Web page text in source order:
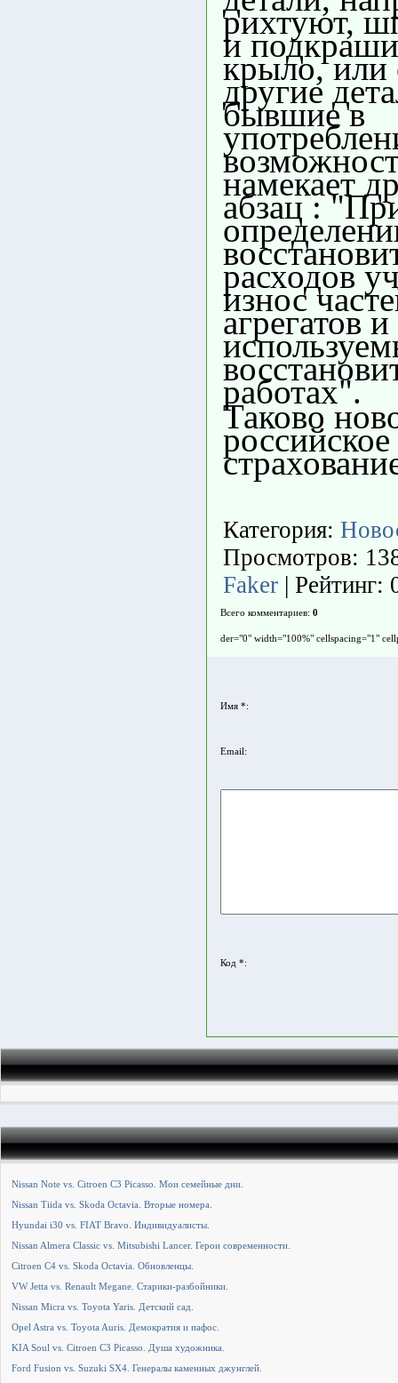
рихтуют,
и
крыло, или
другие
бывшие в
намекает
абзац :
расходов
износ
агрегатов
работах".
Таково
российское
Категория:
Просмотров:
Faker | Рейтинг:
Всего комментариев: 0
der="0" width="100%" cellspacing="1"
Имя *:
Email:
Код *:
Nissan Note vs. Citroen C3 Picasso. Мои семейные дни.
Nissan Tiida vs. Skoda Octavia. Вторые номера.
Hyundai i30 vs. FIAT Bravo. Индивидуалисты.
Nissan Almera Classic vs. Mitsubishi Lancer. Герои современности.
Citroen С4 vs. Skoda Octavia. Обновленцы.
VW Jetta vs. Renault Megane. Старики-разбойники.
Nissan Micra vs. Toyota Yaris. Детский сад.
Opel Astra vs. Toyota Auris. Демократия и пафос.
KIA Soul vs. Citroen C3 Picasso. Душа художника.
Ford Fusion vs. Suzuki SX4. Генералы каменных джунглей.